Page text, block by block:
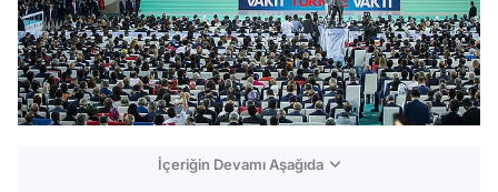
İçeriğin Devamı Aşağıda